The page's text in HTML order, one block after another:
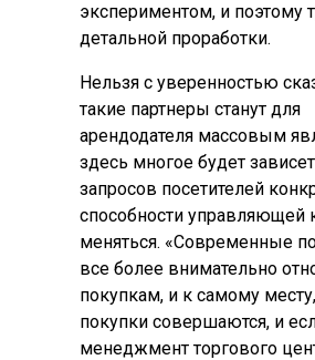
экспериментом, и поэтому
детальной проработки.
Нельзя с уверенностью
такие партнеры станут для
арендодателя массовым
здесь многое будет
запросов посетителей
способности управляющей
меняться. «Современные
все более внимательно
покупкам, и к самому
покупки совершаются, и
менеджмент торгового